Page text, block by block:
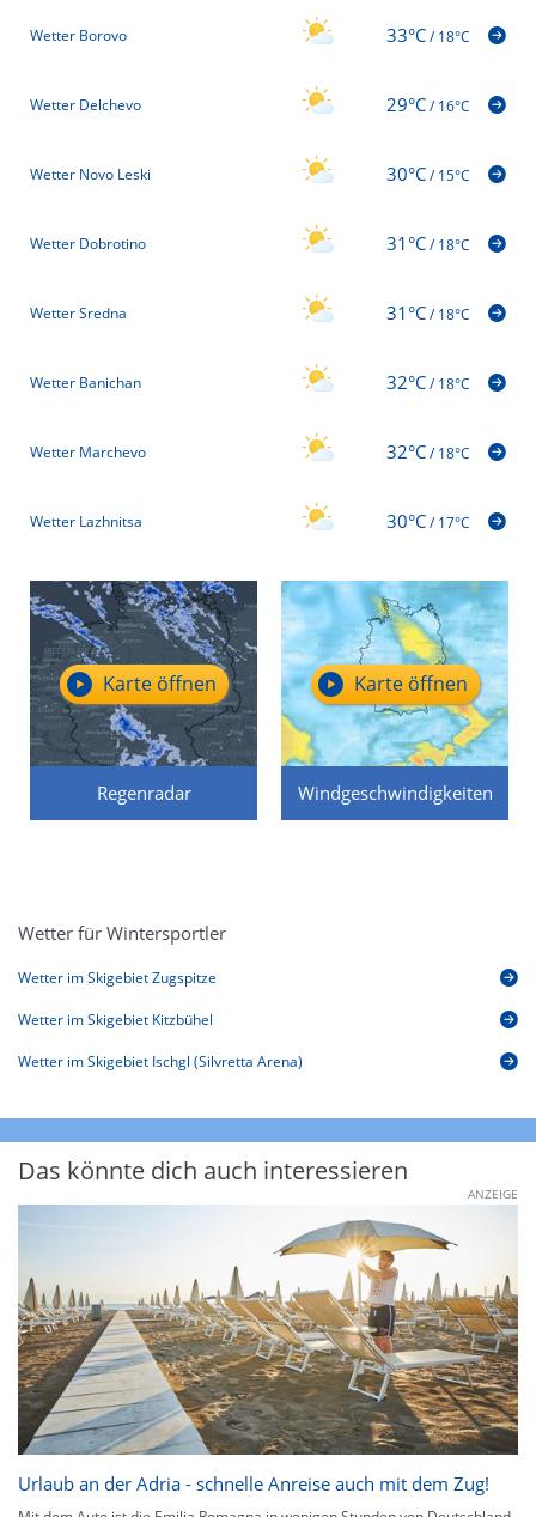
Wetter Borovo 33°C/18°C
Wetter Delchevo 29°C/16°C
Wetter Novo Leski 30°C/15°C
Wetter Dobrotino 31°C/18°C
Wetter Sredna 31°C/18°C
Wetter Banichan 32°C/18°C
Wetter Marchevo 32°C/18°C
Wetter Lazhnitsa 30°C/17°C
Regenradar
Karte öffnen
Windgeschwindigkeiten
Karte öffnen
Wetter für Wintersportler
Wetter im Skigebiet Zugspitze
Wetter im Skigebiet Kitzbühel
Wetter im Skigebiet Ischgl (Silvretta Arena)
Das könnte dich auch interessieren
ANZEIGE
Urlaub an der Adria - schnelle Anreise auch mit dem Zug!